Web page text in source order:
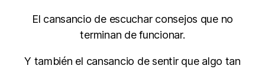
El cansancio de escuchar consejos que no
terminan de funcionar.
Y también el cansancio de sentir que algo tan